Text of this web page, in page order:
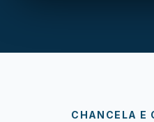
CHANCELA E